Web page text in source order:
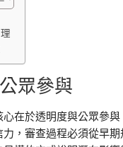
眾參與
在於透明度與公眾參
，審查過程必須從早